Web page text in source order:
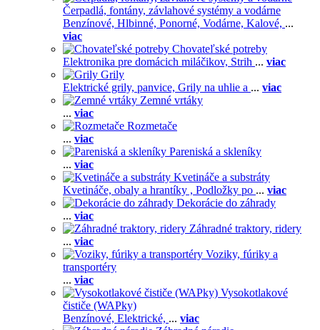
Čerpadlá, fontány, závlahové systémy a vodárne
Benzínové, Hlbinné, Ponorné, Vodárne, Kalové, ...
viac
Chovateľské potreby
Elektronika pre domácich miláčikov, Strih ... viac
Grily
Elektrické grily, panvice, Grily na uhlie a ... viac
Zemné vrtáky
... viac
Rozmetače
... viac
Pareniská a skleníky
... viac
Kvetináče a substráty
Kvetináče, obaly a hrantíky , Podložky po ... viac
Dekorácie do záhrady
... viac
Záhradné traktory, ridery
... viac
Voziky, fúriky a
transportéry
... viac
Vysokotlakové
čističe (WAPky)
Benzínové, Elektrické, ... viac